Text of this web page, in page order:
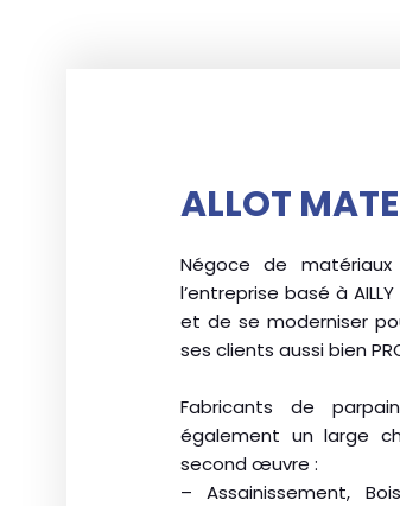
ALLOT
Négoce de
l’entreprise basé à
et de se moderniser
ses clients aussi bien
Fabricants de
également un large
second œuvre :
– Assainissement,